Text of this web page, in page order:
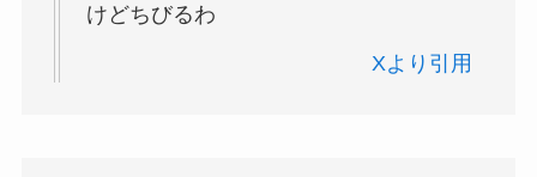
けどちびるわ
Xより引用